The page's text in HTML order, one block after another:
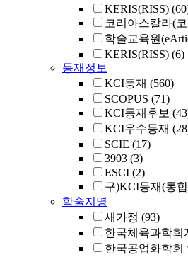
KERIS(RISS)
코리아스칼라(
학술교육원
KERIS(RISS) (6)
등재정보
KCI등재 (560)
SCOPUS (71)
KCI등재후보
KCI우수등재
SCIE (17)
3903 (3)
ESCI (2)
구)KCI등재(통
학술지명
새가정 (93)
한국체육과학회
한국공업화학회